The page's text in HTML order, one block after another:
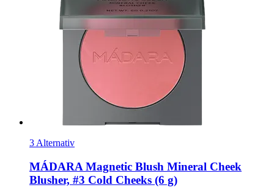
3 Alternativ
MÁDARA Magnetic Blush Mineral Cheek
Blusher, #3 Cold Cheeks (6 g)